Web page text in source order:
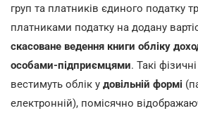
груп та платників єдиного податку
платниками податку на додану
скасоване ведення книги обліку
особами-підприємцями. Такі
вестимуть облік у довільній формі
електронній), помісячно